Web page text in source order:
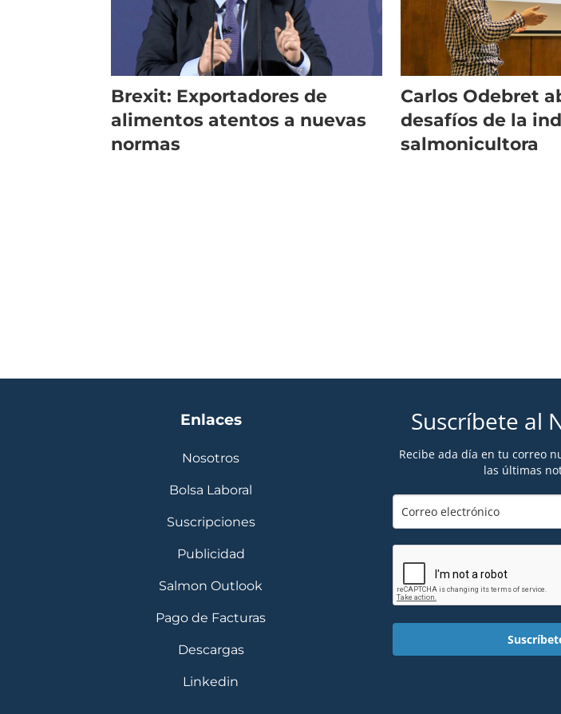
Brexit: Exportadores de
alimentos atentos a nuevas
normas
Carlos Odebret
desafíos de la
salmonicultora
Enlaces
Nosotros
Bolsa Laboral
Suscripciones
Publicidad
Salmon Outlook
Pago de Facturas
Descargas
Linkedin
Suscríbete al
Recibe ada día en tu correo
las últimas